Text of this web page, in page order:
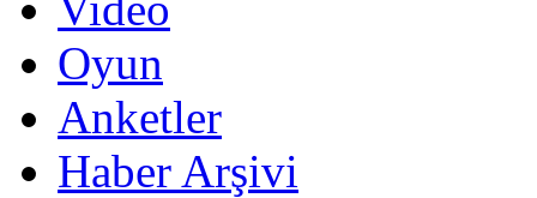
Oyun
Anketler
Haber Arşivi